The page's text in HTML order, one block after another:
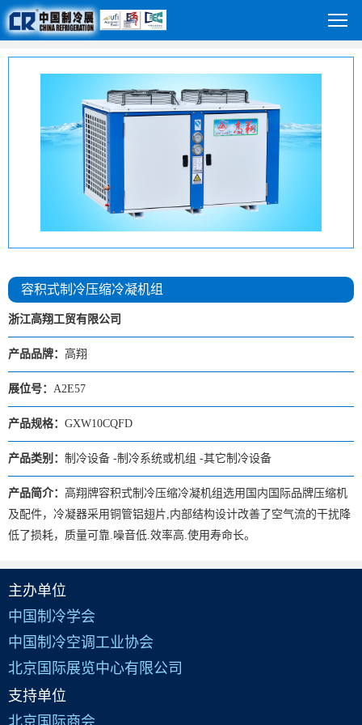
容积式制冷压缩冷凝机组
浙江高翔工贸有限公司
产品品牌： 高翔
展位号： A2E57
产品规格： GXW10CQFD
产品类别： 制冷设备 -制冷系统或机组 -其它制冷设备
产品简介： 高翔牌容积式制冷压缩冷凝机组选用国内国际品牌压缩机
及配件，冷凝器采用铜管铝翅片,内部结构设计改善了空气流的干扰降
低了损耗，质量可靠.噪音低.效率高.使用寿命长。
主办单位
中国制冷学会
中国制冷空调工业协会
北京国际展览中心有限公司
支持单位